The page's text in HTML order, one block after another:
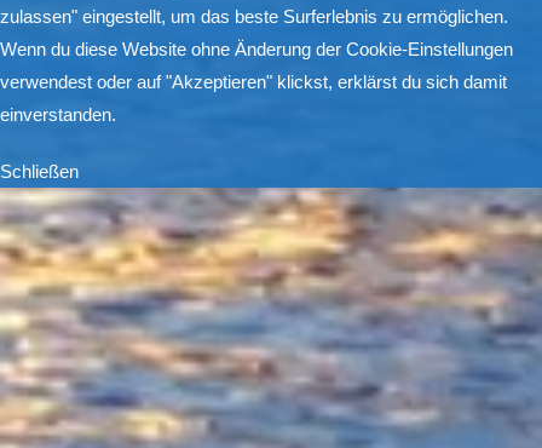
zulassen" eingestellt, um das beste Surferlebnis zu ermöglichen.
Wenn du diese Website ohne Änderung der Cookie-Einstellungen
verwendest oder auf "Akzeptieren" klickst, erklärst du sich damit
einverstanden.
Schließen